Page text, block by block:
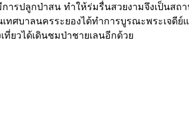
การปลูกป่าสน ทำให้ร่มรื่นสวยงามจึงเป็นส
เทศบาลนครระยองได้ทำการบูรณะพระเจดี
ยวได้เดินชมป่าชายเลนอีกด้วย